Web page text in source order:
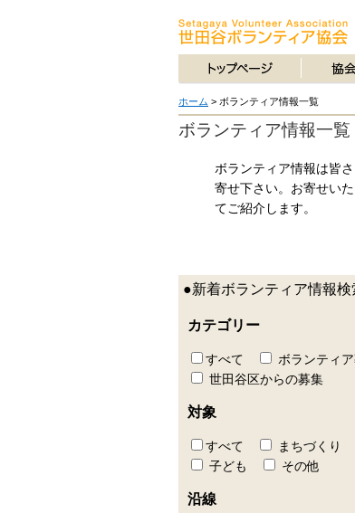
ホーム > ボランティア情報一覧
ボランティア情報一覧
ボランティア情報は皆
寄せ下さい。お寄せい
てご紹介します。
●新着ボランティア情報検
カテゴリー
すべて ボランティ
世田谷区からの募集
対象
すべて まちづくり
子ども
その他
沿線